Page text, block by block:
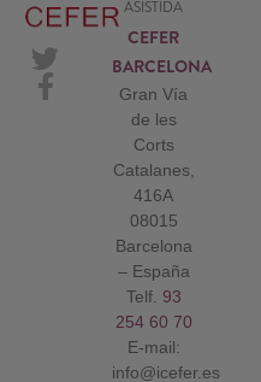
ASISTIDA
CEFER
BARCELONA
Gran Vía
de les
Corts
Catalanes,
416A
08015
Barcelona
– España
Telf. 93
254 60 70
E-mail:
info@icefer.es